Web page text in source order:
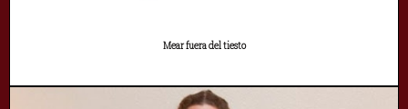
Mear fuera del tiesto